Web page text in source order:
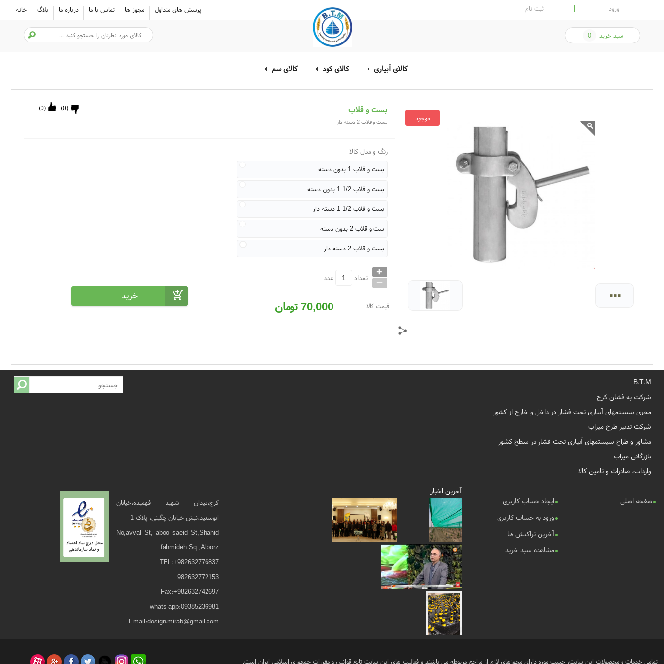
ورود ثبت نام خانه بلاگ درباره ما تماس با ما مجوز ها پرسش های متداول
سبد خرید 0
کالای آبیاری کالای کود کالای سم
موجود
...
بست و قلاب (
0
) (
0
)
بست و قلاب 2 دسته دار
رنگ و مدل کالا
بست و قلاب 1 بدون دسته
بست و قلاب 1/2 1 بدون دسته
بست و قلاب 1/2 1 دسته دار
ست و قلاب 2 بدون دسته
بست و قلاب 2 دسته دار
تعداد +
_ عدد
قیمت کالا 70,000 تومان
B.T.M
شرکت به فشان کرج
مجری سیستمهای آبیاری تحت فشار در داخل و خارج از کشور
شرکت تدبیر طرح میراب
مشاور و طراح سیستمهای آبیاری تحت فشار در سطح کشور
بازرگانی میراب
واردات، صادرات و تامین کالا
صفحه اصلی
ایجاد حساب کاربری
ورود به حساب کاربری
آخرین تراکنش ها
مشاهده سبد خرید
آخرین اخبار
کرج،میدان شهید فهمیده،خیابان
ابوسعید،نبش خیابان چگینی، پلاک 1
No,avval St, aboo saeid St,Shahid
fahmideh Sq ,Alborz
TEL:+982632776837
982632772153
Fax:+982632742697
whats app:09385236981
Email:design.mirab@gmail.com
تمامی خدمات و محصولات این سایت، حسب مورد دارای مجوزهای لازم از مراجع مربوطه می باشند و فعالیت های این سایت تابع قوانین و مقررات جمهوری اسلامی ایران است.